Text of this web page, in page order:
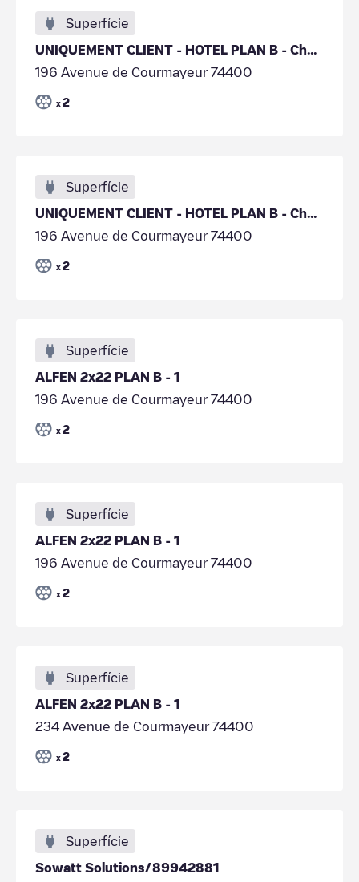
Superfície
UNIQUEMENT CLIENT - HOTEL PLAN B - Chamonix
196 Avenue de Courmayeur 74400
x 2
Superfície
UNIQUEMENT CLIENT - HOTEL PLAN B - Chamonix
196 Avenue de Courmayeur 74400
x 2
Superfície
ALFEN 2x22 PLAN B - 1
196 Avenue de Courmayeur 74400
x 2
Superfície
ALFEN 2x22 PLAN B - 1
196 Avenue de Courmayeur 74400
x 2
Superfície
ALFEN 2x22 PLAN B - 1
234 Avenue de Courmayeur 74400
x 2
Superfície
Sowatt Solutions/89942881